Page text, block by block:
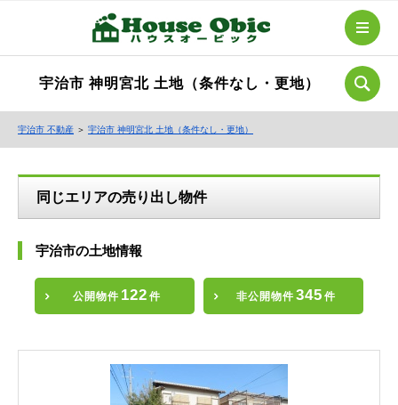
宇治市 神明宮北 土地（条件なし・更地）
宇治市 不動産 ＞ 宇治市 神明宮北 土地（条件なし・更地）
同じエリアの売り出し物件
宇治市の土地情報
公開物件 122 件 非公開物件 345 件